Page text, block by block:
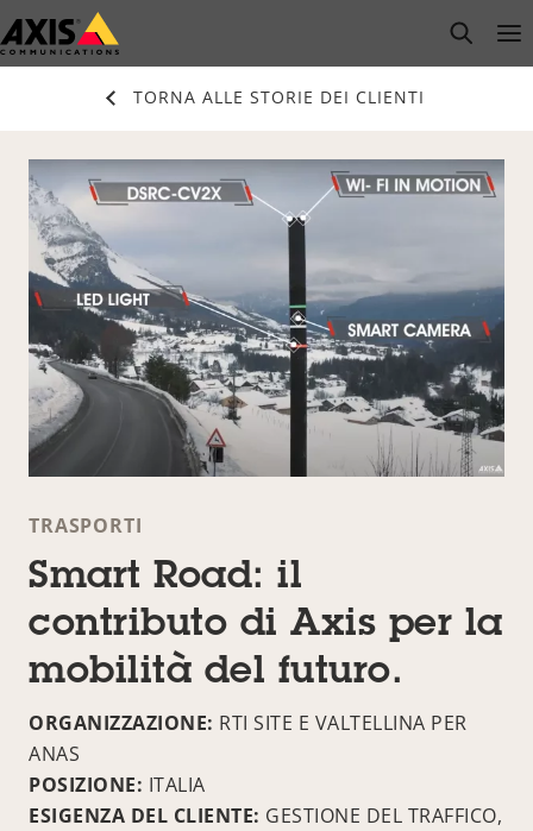
Salta
al
open
TORNA ALLE STORIE DEI CLIENTI
TRASPORTI
Smart Road: il
contributo di Axis per la
mobilità del futuro.
ORGANIZZAZIONE: RTI SITE E VALTELLINA PER
ANAS
POSIZIONE: ITALIA
ESIGENZA DEL CLIENTE: GESTIONE DEL TRAFFICO,